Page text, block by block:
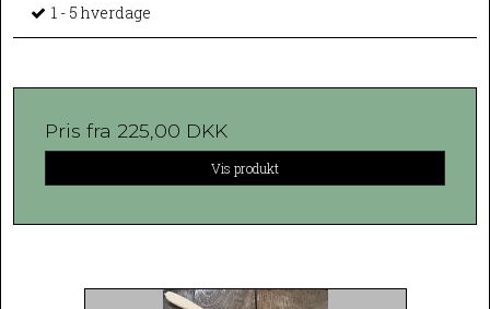
1 - 5 hverdage
Pris fra 225,00 DKK
Vis produkt